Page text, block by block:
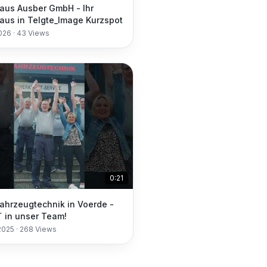
Ausber GmbH - Ihr
in Telgte_Image Kurzspot
· 43 Views
0:21
in Voerde -
in unser Team!
· 268 Views